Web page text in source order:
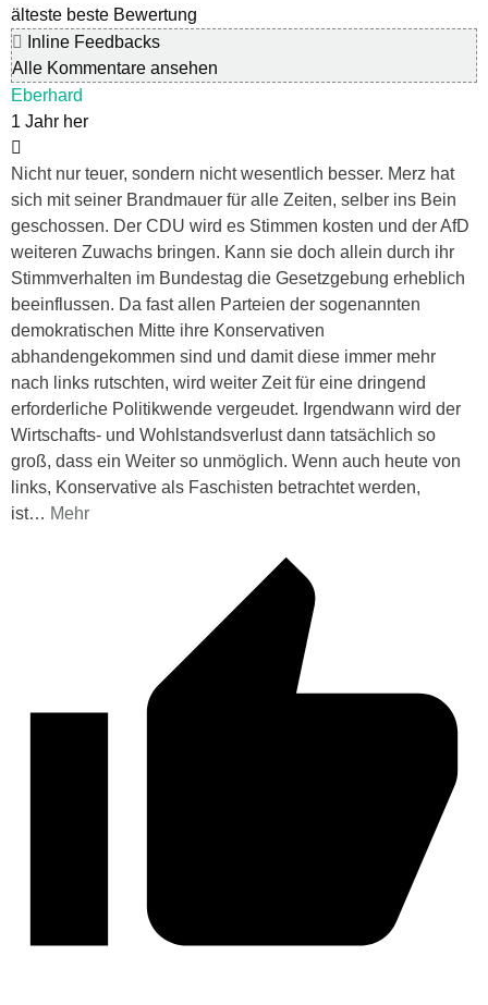
älteste beste Bewertung
Inline Feedbacks
Alle Kommentare ansehen
Eberhard
1 Jahr her
Nicht nur teuer, sondern nicht wesentlich besser. Merz hat
sich mit seiner Brandmauer für alle Zeiten, selber ins Bein
geschossen. Der CDU wird es Stimmen kosten und der AfD
weiteren Zuwachs bringen. Kann sie doch allein durch ihr
Stimmverhalten im Bundestag die Gesetzgebung erheblich
beeinflussen. Da fast allen Parteien der sogenannten
demokratischen Mitte ihre Konservativen
abhandengekommen sind und damit diese immer mehr
nach links rutschten, wird weiter Zeit für eine dringend
erforderliche Politikwende vergeudet. Irgendwann wird der
Wirtschafts- und Wohlstandsverlust dann tatsächlich so
groß, dass ein Weiter so unmöglich. Wenn auch heute von
links, Konservative als Faschisten betrachtet werden,
ist… Mehr